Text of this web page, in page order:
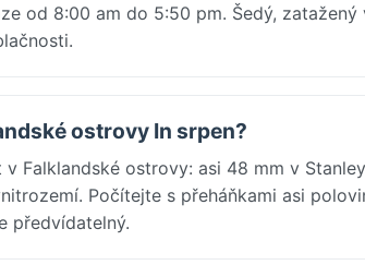
od 8:00 am do 5:50 pm. Šedý,
ostrovy In srpen?
Falklandské ostrovy: asi 48 mm v
Počítejte s přeháňkami asi
předvídatelný.